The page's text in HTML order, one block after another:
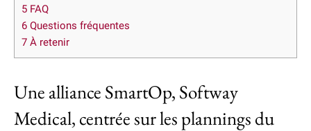
5 FAQ
6 Questions fréquentes
7 À retenir
Une alliance SmartOp, Softway
Medical, centrée sur les plannings du